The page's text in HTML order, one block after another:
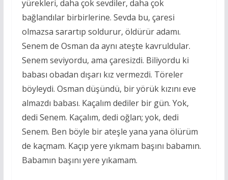
yürekleri, daha çok sevdiler, daha çok
bağlandılar birbirlerine. Sevda bu, çaresi
olmazsa sarartıp soldurur, öldürür adamı.
Senem de Osman da aynı ateşte kavruldular.
Senem seviyordu, ama çaresizdi. Biliyordu ki
babası obadan dışarı kız vermezdi. Töreler
böyleydi. Osman düşündü, bir yörük kızını eve
almazdı babası. Kaçalım dediler bir gün. Yok,
dedi Senem. Kaçalım, dedi oğlan; yok, dedi
Senem. Ben böyle bir ateşle yana yana ölürüm
de kaçmam. Kaçıp yere yıkmam başını babamın.
Babamın başını yere yıkamam.